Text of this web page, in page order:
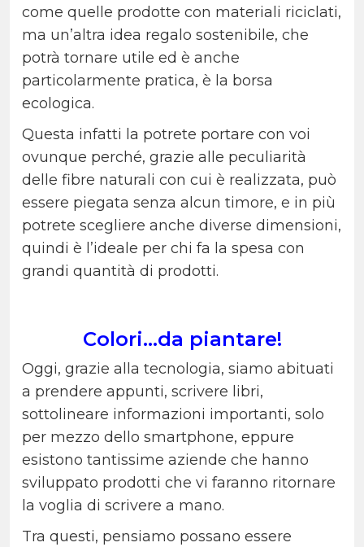
come quelle prodotte con materiali riciclati,
ma un’altra idea regalo sostenibile, che
potrà tornare utile ed è anche
particolarmente pratica, è la borsa
ecologica.
Questa infatti la potrete portare con voi
ovunque perché, grazie alle peculiarità
delle fibre naturali con cui è realizzata, può
essere piegata senza alcun timore, e in più
potrete scegliere anche diverse dimensioni,
quindi è l’ideale per chi fa la spesa con
grandi quantità di prodotti.
Colori…da piantare!
Oggi, grazie alla tecnologia, siamo abituati
a prendere appunti, scrivere libri,
sottolineare informazioni importanti, solo
per mezzo dello smartphone, eppure
esistono tantissime aziende che hanno
sviluppato prodotti che vi faranno ritornare
la voglia di scrivere a mano.
Tra questi, pensiamo possano essere